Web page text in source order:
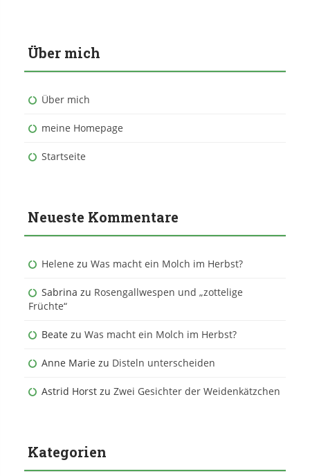
Über mich
Über mich
meine Homepage
Startseite
Neueste Kommentare
Helene zu Was macht ein Molch im Herbst?
Sabrina zu Rosengallwespen und „zottelige
Früchte“
Beate zu Was macht ein Molch im Herbst?
Anne Marie zu Disteln unterscheiden
Astrid Horst zu Zwei Gesichter der Weidenkätzchen
Kategorien